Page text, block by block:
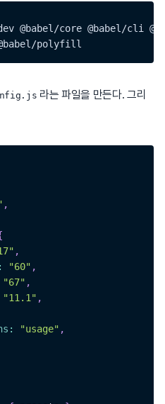
@babel/core @babel/cli
polyfill
라는 파일을 만든다. 그리
,
,
: "60" ,
"67" ,
"11.1" ,
: "usage" ,